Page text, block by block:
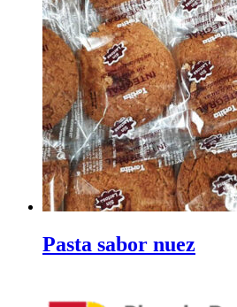
Pasta sabor nuez